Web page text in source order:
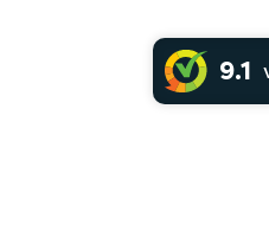
9.1